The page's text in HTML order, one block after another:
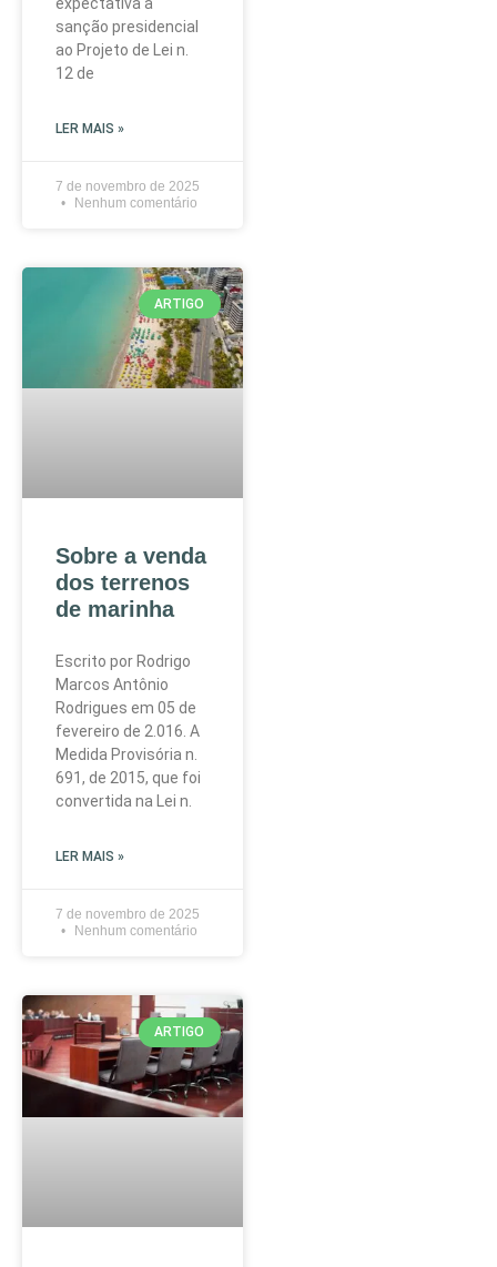
sanção presidencial
ao Projeto de Lei n.
12 de
LER MAIS »
7 de novembro de 2025
Nenhum comentário
ARTIGO
Sobre a venda
dos terrenos
de marinha
Escrito por Rodrigo
Marcos Antônio
Rodrigues em 05 de
fevereiro de 2.016. A
Medida Provisória n.
691, de 2015, que foi
convertida na Lei n.
LER MAIS »
7 de novembro de 2025
Nenhum comentário
ARTIGO